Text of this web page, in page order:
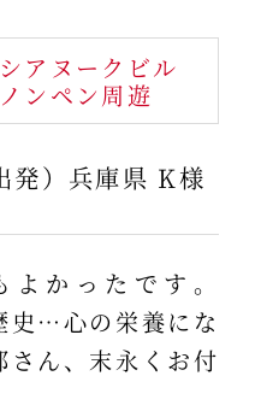
アヌークビル
ンペン周遊
発）兵庫県 K様
かったです。
史…心の栄養にな
さん、末永くお付